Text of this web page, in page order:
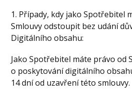
1. Případy, kdy jako Spotřebitel
Smlouvy odstoupit bez udání
Digitálního obsahu:
Jako Spotřebitel máte právo od
o poskytování digitálního
14 dní od uzavření této smlouvy.